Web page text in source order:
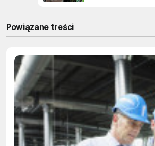
Powiązane treści